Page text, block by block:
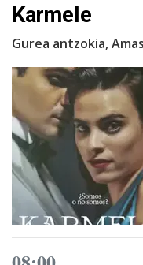
Karmele
Gurea antzokia,